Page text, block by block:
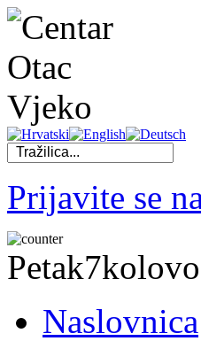
Prijavite se
Petak7
Naslovnica